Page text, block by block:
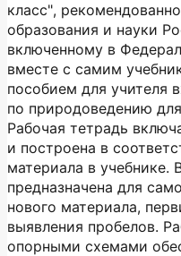
класс",
образования и науки
включенному в
вместе с самим
пособием для учителя
по природоведению
Рабочая тетрадь
и построена в
материала в учебнике.
предназначена для
нового материала,
выявления пробелов.
опорными схемами